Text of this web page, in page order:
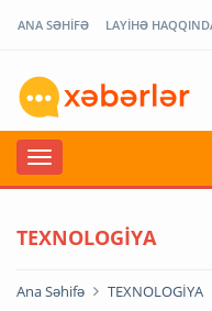
ANA SƏHİFƏ LAYİHƏ
TEXNOLOGİYA
Ana Səhifə TEXNOLOGİYA